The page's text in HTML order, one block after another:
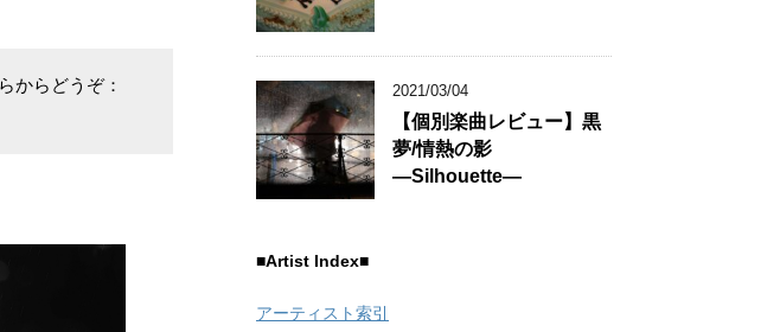
からどうぞ：
2021/03/04
【個別楽曲レビュー】黒
夢/情熱の影
―Silhouette―
■Artist Index■
アーティスト索引